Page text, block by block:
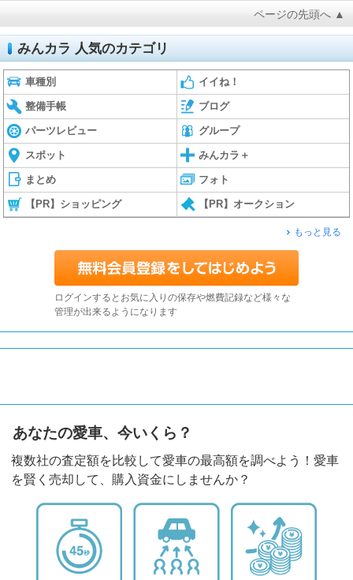
ページの先頭へ ▲
みんカラ 人気のカテゴリ
車種別 イイね！
整備手帳 ブログ
パーツレビュー グループ
スポット みんカラ＋
まとめ フォト
【PR】ショッピング 【PR】オークション
もっと見る
ログインするとお気に入りの保存や燃費記録など様々な
管理が出来るようになります
あなたの愛車、今いくら？
複数社の査定額を比較して愛車の最高額を調べよう！愛車
を賢く売却して、購入資金にしませんか？